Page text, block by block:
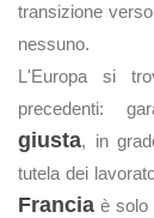
transizione
nessuno.
L'Europa si
precedenti:
giusta, in
tutela dei
Francia è solo